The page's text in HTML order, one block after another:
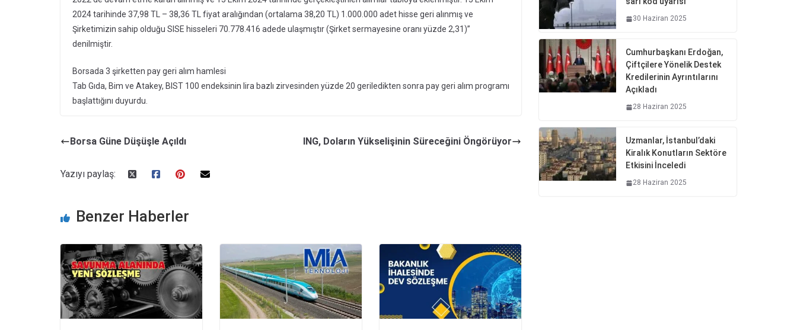
2024 tarihinde 37,98 TL – 38,36 TL fiyat aralığından (ortalama 38,20 TL) 1.000.000 adet hisse geri alınmış ve
Şirketimizin sahip olduğu SISE hisseleri 70.778.416 adede ulaşmıştır (Şirket sermayesine oranı yüzde 2,31)”
denilmiştir.
Borsada 3 şirketten pay geri alım hamlesi
Tab Gıda, Bim ve Atakey, BIST 100 endeksinin lira bazlı zirvesinden yüzde 20 geriledikten sonra pay geri alım programı
başlattığını duyurdu.
Borsa Güne Düşüşle Açıldı ING, Doların Yükselişinin Süreceğini Öngörüyor
Yazıyı paylaş:
Benzer Haberler
30 Haziran 2025
Cumhurbaşkanı Erdoğan,
Çiftçilere Yönelik Destek
Kredilerinin Ayrıntılarını
Açıkladı
28 Haziran 2025
Uzmanlar, İstanbul’daki
Kiralık Konutların Sektöre
Etkisini İnceledi
28 Haziran 2025